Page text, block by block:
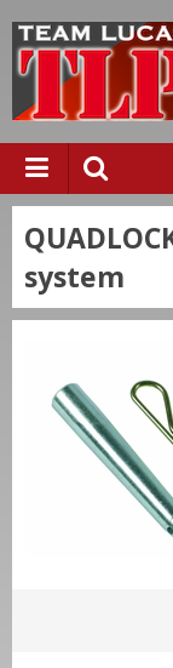
nu
system